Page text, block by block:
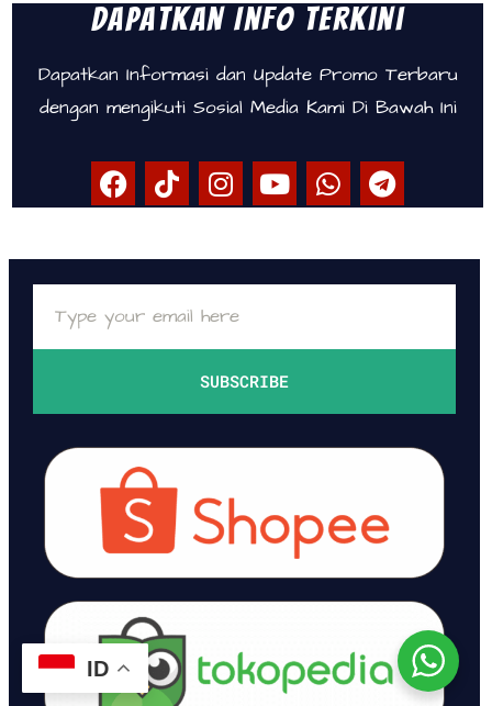
Dapatkan Info Terkini
Dapatkan Informasi dan Update Promo Terbaru
dengan mengikuti Sosial Media Kami Di Bawah Ini
SUBSCRIBE
ID